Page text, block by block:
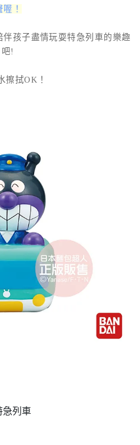
喔！
伴孩子盡情玩耍特急列車的樂趣
吧!
擦拭OK！
急列車